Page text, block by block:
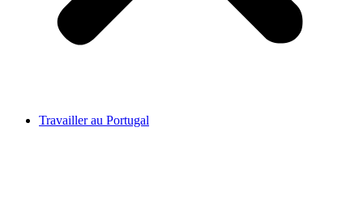
Travailler au Portugal